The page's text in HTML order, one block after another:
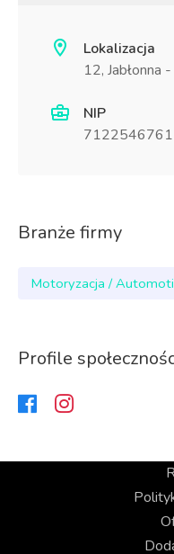
Lokalizacja
12, Jabłonna
NIP
7122546761
Branże firmy
Motoryzacja /
Profile